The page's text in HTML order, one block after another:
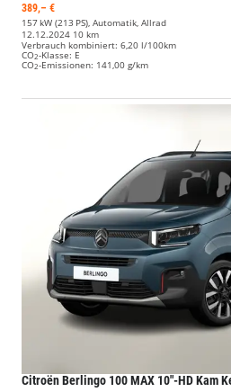
389,– €
157 kW (213 PS), Automatik, Allrad
12.12.2024 10 km
Verbrauch kombiniert: 6,20 l/100km
CO2-Klasse: E
CO2-Emissionen: 141,00 g/km
Citroën Berlingo 100 MAX 10"-HD Kam